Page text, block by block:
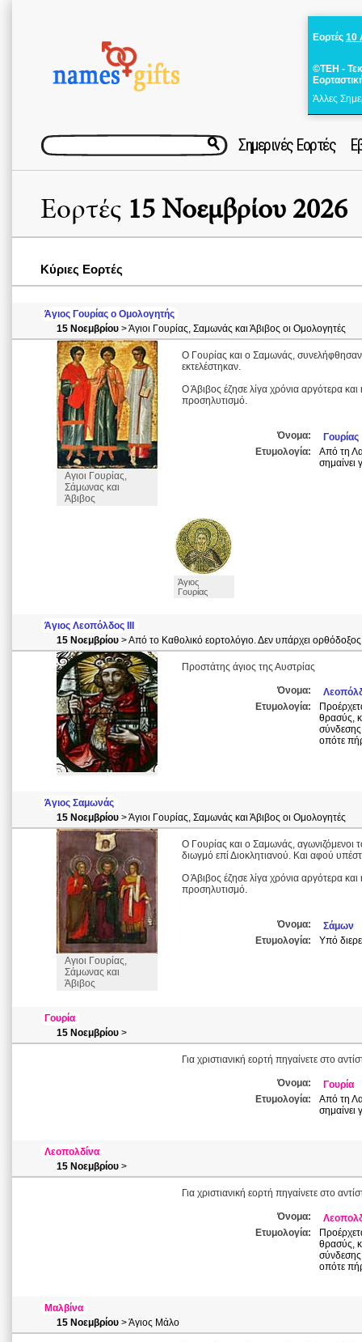
Εορτές 10
©ΤΕΗ -
Άλλες
Σημερινές Εορτές
Εορτές 15 Νοεμβρίου 2026
Κύριες Εορτές
Άγιος Γουρίας ο Ομολογητής
15 Νοεμβρίου > Άγιοι Γουρίας, Σαμωνάς και Άβιβος οι Ομολογητές
Αγιοι Γουρίας,
Σάμωνας και
Άβιβος
Ο Γουρίας και ο Σαμωνάς,
εκτελέστηκαν.
Ο Άβιβος έζησε λίγα χρόνια αργότερα
προσηλυτισμό.
Όνομα:
Γουρίας
Ετυμολογία:
Από τη
σημαίνει
Άγιος
Γουρίας
Άγιος Λεοπόλδος ΙΙΙ
15 Νοεμβρίου > Από το Καθολικό εορτολόγιο. Δεν υπάρχει
Προστάτης άγιος της Αυστρίας
Όνομα:
Ετυμολογία:
θρασύς,
σύνδεσης
οπότε
Άγιος Σαμωνάς
15 Νοεμβρίου > Άγιοι Γουρίας, Σαμωνάς και Άβιβος οι Ομολογητές
Αγιοι Γουρίας,
Σάμωνας και
Άβιβος
Ο Γουρίας και ο Σαμωνάς, αγωνιζόμενοι
διωγμό επί Διοκλητιανού. Και αφού
Ο Άβιβος έζησε λίγα χρόνια αργότερα
προσηλυτισμό.
Όνομα:
Σάμων
Ετυμολογία:
Υπό
Γουρία
15 Νοεμβρίου >
Για χριστιανική εορτή πηγαίνετε στο
Όνομα:
Γουρία
Ετυμολογία:
Από τη
σημαίνει
Λεοπολδίνα
15 Νοεμβρίου >
Για χριστιανική εορτή πηγαίνετε στο
Όνομα:
Ετυμολογία:
θρασύς,
σύνδεσης
οπότε
Μαλβίνα
15 Νοεμβρίου > Άγιος Μάλο